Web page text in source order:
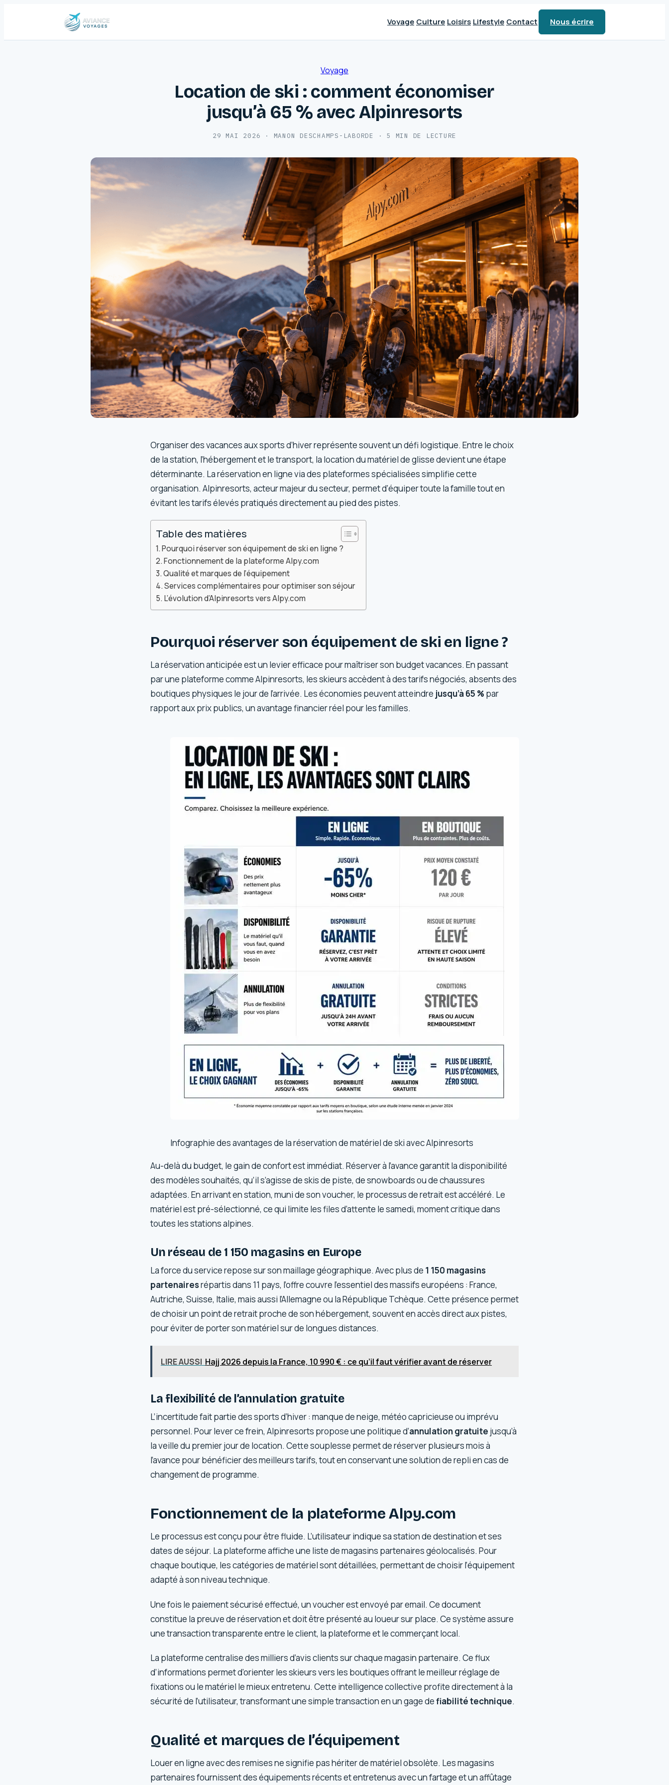
Voyage Culture Loisirs Lifestyle Contact Nous écrire
Voyage
Location de ski : comment économiser
jusqu’à 65 % avec Alpinresorts
29 MAI 2026 · MANON DESCHAMPS-LABORDE · 5 MIN DE LECTURE
Organiser des vacances aux sports d’hiver représente souvent un défi logistique. Entre le choix
de la station, l’hébergement et le transport, la location du matériel de glisse devient une étape
déterminante. La réservation en ligne via des plateformes spécialisées simplifie cette
organisation. Alpinresorts, acteur majeur du secteur, permet d’équiper toute la famille tout en
évitant les tarifs élevés pratiqués directement au pied des pistes.
Table des matières
Pourquoi réserver son équipement de ski en ligne ?
Fonctionnement de la plateforme Alpy.com
Qualité et marques de l’équipement
Services complémentaires pour optimiser son séjour
L’évolution d’Alpinresorts vers Alpy.com
Pourquoi réserver son équipement de ski en ligne ?
La réservation anticipée est un levier efficace pour maîtriser son budget vacances. En passant
par une plateforme comme Alpinresorts, les skieurs accèdent à des tarifs négociés, absents des
boutiques physiques le jour de l’arrivée. Les économies peuvent atteindre jusqu’à 65 % par
rapport aux prix publics, un avantage financier réel pour les familles.
Infographie des avantages de la réservation de matériel de ski avec Alpinresorts
Au-delà du budget, le gain de confort est immédiat. Réserver à l’avance garantit la disponibilité
des modèles souhaités, qu’il s’agisse de skis de piste, de snowboards ou de chaussures
adaptées. En arrivant en station, muni de son voucher, le processus de retrait est accéléré. Le
matériel est pré-sélectionné, ce qui limite les files d’attente le samedi, moment critique dans
toutes les stations alpines.
Un réseau de 1 150 magasins en Europe
La force du service repose sur son maillage géographique. Avec plus de 1 150 magasins
partenairesrépartis dans 11 pays, l’offre couvre l’essentiel des massifs européens : France,
Autriche, Suisse, Italie, mais aussi l’Allemagne ou la République Tchèque. Cette présence permet
de choisir un point de retrait proche de son hébergement, souvent en accès direct aux pistes,
pour éviter de porter son matériel sur de longues distances.
LIRE AUSSI Hajj 2026 depuis la France, 10 990 € : ce qu’il faut vérifier avant de réserver
La flexibilité de l’annulation gratuite
L’incertitude fait partie des sports d’hiver : manque de neige, météo capricieuse ou imprévu
personnel. Pour lever ce frein, Alpinresorts propose une politique d’annulation gratuite jusqu’à
la veille du premier jour de location. Cette souplesse permet de réserver plusieurs mois à
l’avance pour bénéficier des meilleurs tarifs, tout en conservant une solution de repli en cas de
changement de programme.
Fonctionnement de la plateforme Alpy.com
Le processus est conçu pour être fluide. L’utilisateur indique sa station de destination et ses
dates de séjour. La plateforme affiche une liste de magasins partenaires géolocalisés. Pour
chaque boutique, les catégories de matériel sont détaillées, permettant de choisir l’équipement
adapté à son niveau technique.
Une fois le paiement sécurisé effectué, un voucher est envoyé par email. Ce document
constitue la preuve de réservation et doit être présenté au loueur sur place. Ce système assure
une transaction transparente entre le client, la plateforme et le commerçant local.
La plateforme centralise des milliers d’avis clients sur chaque magasin partenaire. Ce flux
d’informations permet d’orienter les skieurs vers les boutiques offrant le meilleur réglage de
fixations ou le matériel le mieux entretenu. Cette intelligence collective profite directement à la
sécurité de l’utilisateur, transformant une simple transaction en un gage defiabilité technique.
Qualité et marques de l’équipement
Louer en ligne avec des remises ne signifie pas hériter de matériel obsolète. Les magasins
partenaires fournissent des équipements récents et entretenus avec un fartage et un affûtage